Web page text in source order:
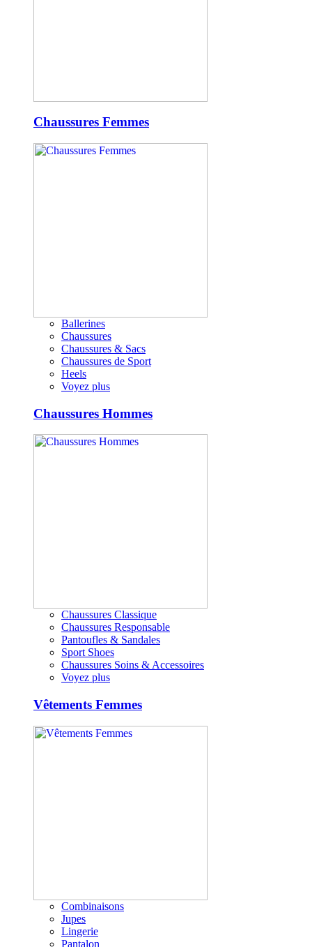
Chaussures Femmes
Ballerines
Chaussures
Chaussures & Sacs
Chaussures de Sport
Heels
Voyez plus
Chaussures Hommes
Chaussures Classique
Chaussures Responsable
Pantoufles & Sandales
Sport Shoes
Chaussures Soins & Accessoires
Voyez plus
Vêtements Femmes
Combinaisons
Jupes
Lingerie
Pantalon